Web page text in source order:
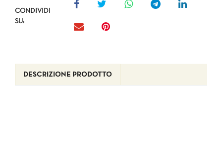
CONDIVIDI
SU:
DESCRIZIONE PRODOTTO